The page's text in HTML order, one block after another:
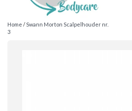
Home /Swann Morton Scalpelhouder nr.
3